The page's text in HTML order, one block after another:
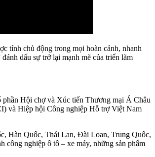
tính chủ động trong mọi hoàn cảnh, nhanh
dấu sự trở lại mạnh mẽ của triển lãm
phần Hội chợ và Xúc tiến Thương mại Á Châu
và Hiệp hội Công nghiệp Hỗ trợ Việt Nam
Hàn Quốc, Thái Lan, Đài Loan, Trung Quốc,
công nghiệp ô tô – xe máy, những sản phẩm